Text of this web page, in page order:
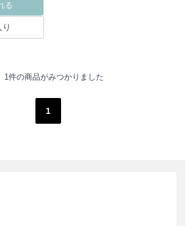
る
1件の商品がみつかりました
1